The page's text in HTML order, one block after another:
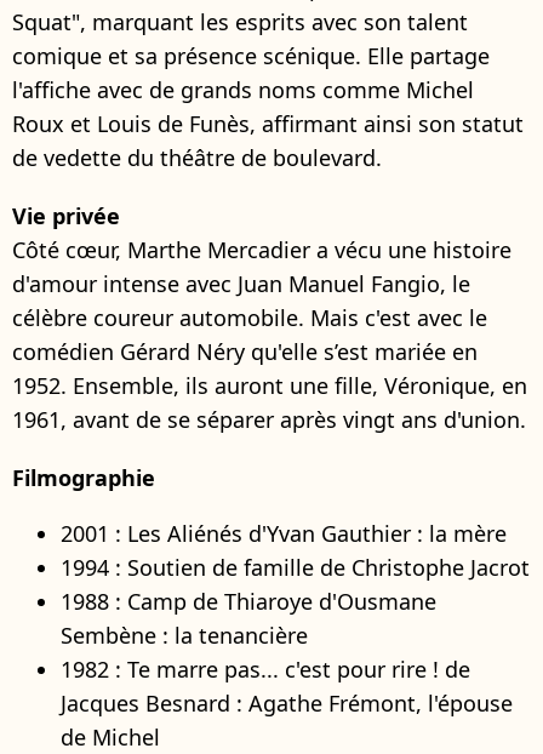
Squat", marquant les esprits avec son talent
comique et sa présence scénique. Elle partage
l'affiche avec de grands noms comme Michel
Roux et Louis de Funès, affirmant ainsi son statut
de vedette du théâtre de boulevard.
Vie privée
Côté cœur, Marthe Mercadier a vécu une histoire
d'amour intense avec Juan Manuel Fangio, le
célèbre coureur automobile. Mais c'est avec le
comédien Gérard Néry qu'elle s’est mariée en
1952. Ensemble, ils auront une fille, Véronique, en
1961, avant de se séparer après vingt ans d'union.
Filmographie
2001 : Les Aliénés d'Yvan Gauthier : la mère
1994 : Soutien de famille de Christophe Jacrot
1988 : Camp de Thiaroye d'Ousmane
Sembène : la tenancière
1982 : Te marre pas... c'est pour rire ! de
Jacques Besnard : Agathe Frémont, l'épouse
de Michel